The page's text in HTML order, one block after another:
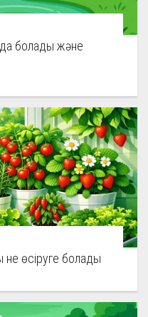
болады және
өсіруге болады